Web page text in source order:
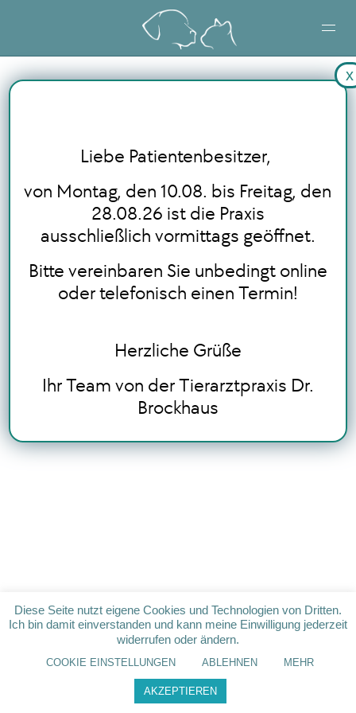
BLOG
ONLINE TERMINBUCHUNG
Diese Seite nutzt eigene Cookies und Technologien von Dritten.
Ich bin damit einverstanden und kann meine Einwilligung jederzeit
widerrufen oder ändern.
COOKIE EINSTELLUNGEN ABLEHNEN MEHR
AKZEPTIEREN
Liebe Patientenbesitzer,
von Montag, den 10.08. bis Freitag, den
28.08.26 ist die Praxis
ausschließlich vormittags geöffnet.
Bitte vereinbaren Sie unbedingt online
oder telefonisch einen Termin!
Herzliche Grüße
Ihr Team von der Tierarztpraxis Dr.
Brockhaus
x